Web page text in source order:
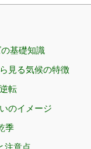
基礎知識
見る気候の特徴
転
のイメージ
季